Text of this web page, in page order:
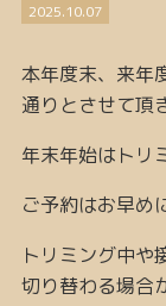
2025.10.07
本年度末、来年
通りとさせて頂
年末年始はトリ
ご予約はお早め
トリミング中や
切り替わる場合